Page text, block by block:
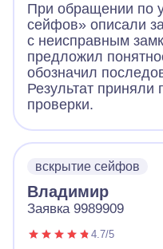
При обращении по
сейфов» описали
с неисправным
предложил
обозначил
Результат приняли
проверки.
вскрытие сейфов
Владимир
Заявка 9989909
4.7/5